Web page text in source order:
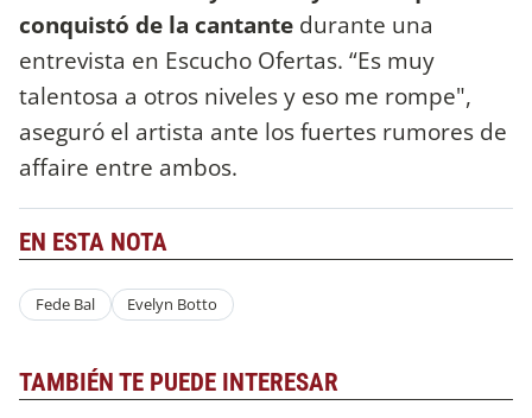
conquistó de la cantante durante una
entrevista en Escucho Ofertas. “Es muy
talentosa a otros niveles y eso me rompe",
aseguró el artista ante los fuertes rumores de
affaire entre ambos.
EN ESTA NOTA
Fede Bal Evelyn Botto
TAMBIÉN TE PUEDE INTERESAR